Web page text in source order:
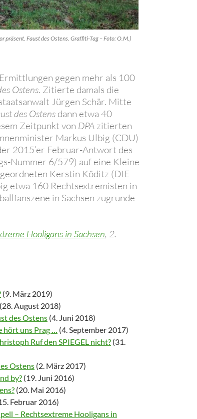
präsent. Faust des Ostens. Graffiti-Tag – Foto: O.M.)
gegen mehr als 100
Ostens. Zitierte damals die
Jürgen Schär. Mitte
des Ostens dann etwa 40
Zeitpunkt von DPA zitierten
Markus Ulbig (CDU)
2015’er Februar-Antwort des
Nummer 6/579) auf eine Kleine
Kerstin Köditz (DIE
etwa 160 Rechtsextremisten in
in Sachsen zugrunde
Hooligans in Sachsen, 2.
(9. März 2019)
(28. August 2018)
des Ostens (4. Juni 2018)
uns Prag …
(4. September 2017)
Ruf den SPIEGEL nicht? (31.
Ostens (2. März 2017)
by? (19. Juni 2016)
(20. Mai 2016)
Februar 2016)
– Rechtsextreme Hooligans in